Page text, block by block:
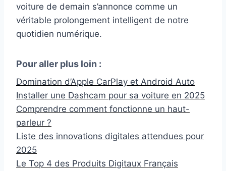
voiture de demain s’annonce comme un
véritable prolongement intelligent de notre
quotidien numérique.
Pour aller plus loin :
Domination d’Apple CarPlay et Android Auto
Installer une Dashcam pour sa voiture en 2025
Comprendre comment fonctionne un haut-
parleur ?
Liste des innovations digitales attendues pour
2025
Le Top 4 des Produits Digitaux Français